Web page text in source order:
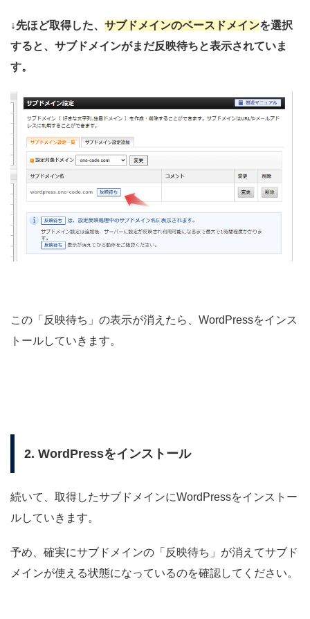
↓先ほど取得した、 サブドメインのベースドメインを選択
すると、サブドメインがまだ反映待ちと表示されていま
す。
この「反映待ち」の表示が消えたら、WordPressをインス
トールしていきます。
2. WordPressをインストール
続いて、取得したサブドメインにWordPressをインストー
ルしていきます。
予め、確実にサブドメインの「反映待ち」が消えてサブド
メインが使える状態になっているのを確認してください。